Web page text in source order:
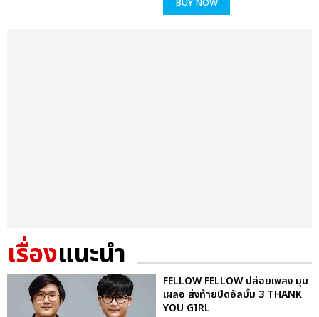
BUY NOW
เรื่องแนะนำ
FELLOW FELLOW ปล่อยเพลง มุม
เผลอ ส่งท้ายปิดอัลบั้ม 3 THANK
YOU GIRL